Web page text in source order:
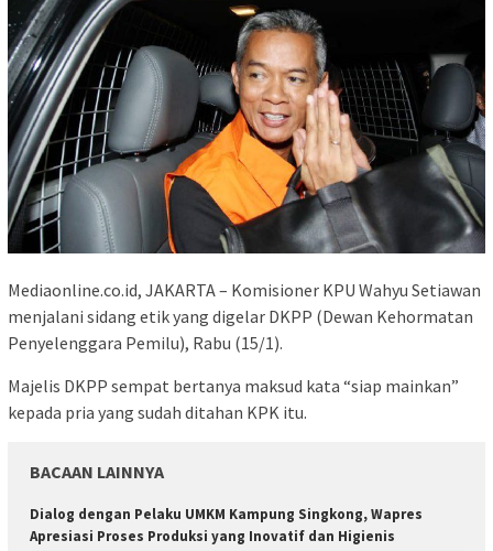
Mediaonline.co.id, JAKARTA – Komisioner KPU Wahyu Setiawan
menjalani sidang etik yang digelar DKPP (Dewan Kehormatan
Penyelenggara Pemilu), Rabu (15/1).
Majelis DKPP sempat bertanya maksud kata “siap mainkan”
kepada pria yang sudah ditahan KPK itu.
BACAAN LAINNYA
Dialog dengan Pelaku UMKM Kampung Singkong, Wapres
Apresiasi Proses Produksi yang Inovatif dan Higienis